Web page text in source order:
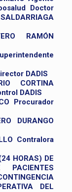
Doctor
RAMÓN
DADIS
CORTINA
DADIS
Procurador
DURANGO
Contralora
HORAS) DE
DEL